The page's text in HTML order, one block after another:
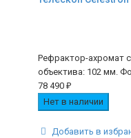
Рефрактор-ахромат
объектива: 102 мм.
78 490 ₽
Нет в наличии
Добавить в